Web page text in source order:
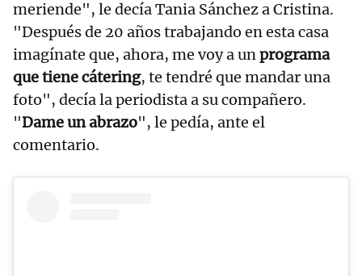
meriende", le decía Tania Sánchez a Cristina.
"Después de 20 años trabajando en esta casa
imagínate que, ahora, me voy a unprograma
que tiene cátering, te tendré que mandar una
foto", decía la periodista a su compañero.
"Dame un abrazo", le pedía, ante el
comentario.